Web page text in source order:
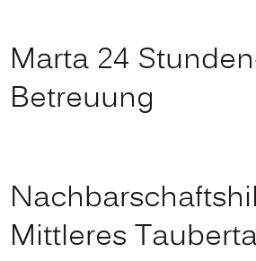
Marta 24
Betreuung
Mittleres